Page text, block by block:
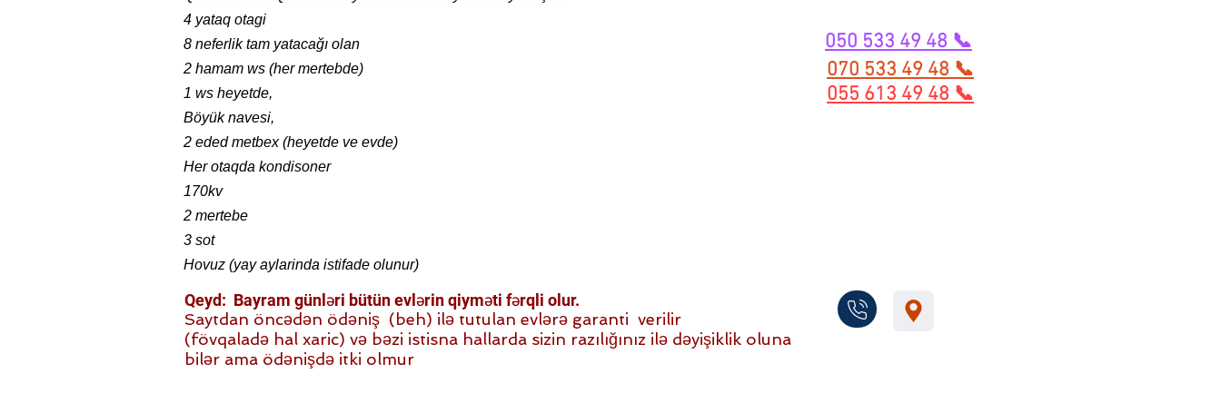
4 yataq otagi
8 neferlik tam yatacağı olan
2 hamam ws (her mertebde)
1 ws heyetde,
Böyük navesi,
2 eded metbex (heyetde ve evde)
Her otaqda kondisoner
170kv
2 mertebe
3 sot
Hovuz (yay aylarinda istifade olunur)
050 533 49 48 📞
070 533 49 48 📞
055 613 49 48 📞
Qeyd: Bayram günləri bütün evlərin qiyməti fərqli olur.
Saytdan öncədən ödəniş (beh) ilə tutulan evlərə garanti verilir
(fövqaladə hal xaric) və bəzi istisna hallarda sizin razılığınız ilə dəyişiklik oluna
bilər ama ödənişdə itki olmur